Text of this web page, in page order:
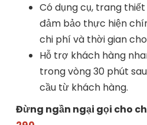
Có dụng cụ, trang
đảm bảo thực hiện
chi phí và thời gian
Hỗ trợ khách hàng
trong vòng 30 phút
cầu từ khách hàng.
Đừng ngần ngại gọi cho